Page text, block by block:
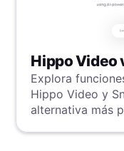
Hippo Video
Explora
Hippo Video y
alternativa más